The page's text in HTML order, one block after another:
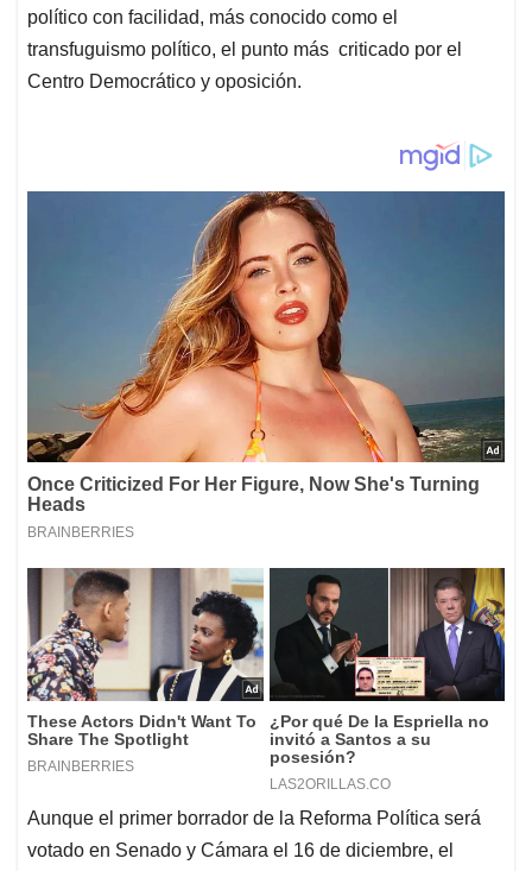
político con facilidad, más conocido como el
transfuguismo político, el punto más criticado por el
Centro Democrático y oposición.
Aunque el primer borrador de la Reforma Política será
votado en Senado y Cámara el 16 de diciembre, el